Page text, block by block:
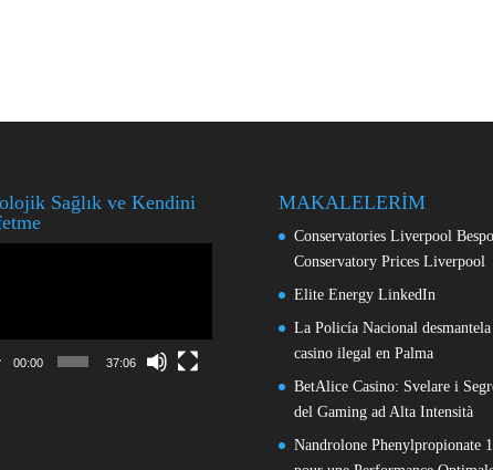
Sağlık ve Kendini
00:00 37:06
MAKALELERİM
Conservatories Liverpool
Conservatory Prices Liverpool
Elite Energy LinkedIn
La Policía Nacional
casino ilegal en Palma
BetAlice Casino: Svelare i
del Gaming ad Alta Intensità
Nandrolone Phenylpropionate